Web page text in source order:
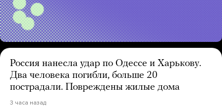
Россия нанесла удар по Одессе и Харькову.
Два человека погибли, больше 20
пострадали. Повреждены жилые дома
3 часа назад